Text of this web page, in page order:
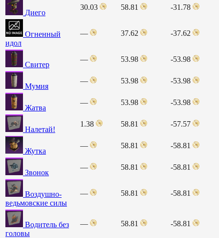
Диего
30.03 58.81 -31.78
Огненный
идол
— 37.62 -37.62
Свитер
— 53.98 -53.98
Мумия
— 53.98 -53.98
Жатва
— 53.98 -53.98
Налетай!
1.38 58.81 -57.57
Жутка
— 58.81 -58.81
Звонок
— 58.81 -58.81
Воздушно-
ведьмовские силы
— 58.81 -58.81
Водитель без
головы
— 58.81 -58.81